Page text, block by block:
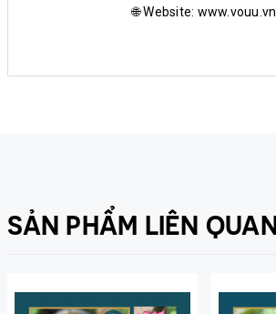
🌐 Website: www.vouu.vn
SẢN PHẨM LIÊN QUAN